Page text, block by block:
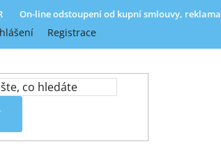
On-line odstoupení od kupní smlouvy,
Registrace